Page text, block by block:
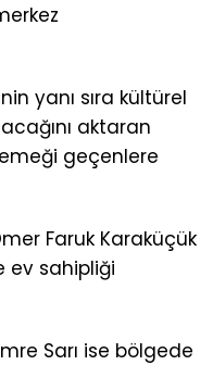
yanı sıra kültürel
aktaran
emeği geçenlere
Faruk Karaküçük
ev sahipliği
Sarı ise bölgede